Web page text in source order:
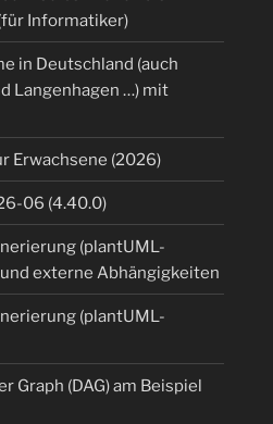
Informatiker)
in Deutschland (auch
Langenhagen …) mit
Erwachsene (2026)
06 (4.40.0)
(plantUML-
externe Abhängigkeiten
(plantUML-
Graph (DAG) am Beispiel